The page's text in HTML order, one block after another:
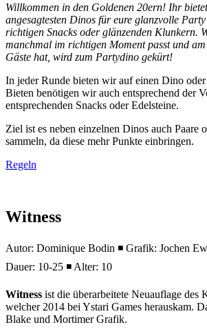
Willkommen in den Goldenen 20ern! Ihr
angesagtesten Dinos für eure glanzvolle
richtigen Snacks oder glänzenden Klunkern.
manchmal im richtigen Moment passt und
Gäste hat, wird zum Partydino gekürt!
In jeder Runde bieten wir auf einen Dino oder
Bieten benötigen wir auch entsprechend der
entsprechenden Snacks oder Edelsteine.
Ziel ist es neben einzelnen Dinos auch Paare
sammeln, da diese mehr Punkte einbringen.
Regeln
Witness
Autor: Dominique Bodin ◾ Grafik: Jochen
Dauer: 10-25 ◾ Alter: 10
Witness ist die überarbeitete Neuauflage des
welcher 2014 bei Ystari Games herauskam.
Blake und Mortimer Grafik.